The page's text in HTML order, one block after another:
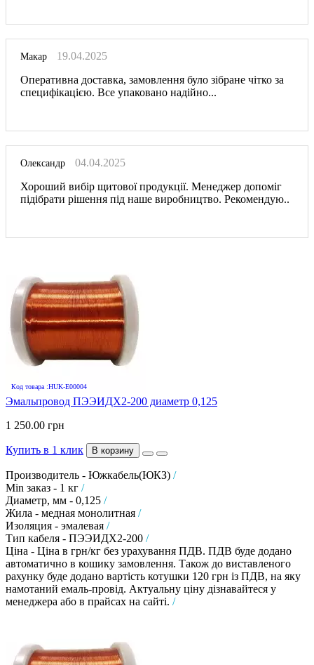
Макар
19.04.2025
Оперативна доставка, замовлення було зібране чітко за
специфікацією. Все упаковано надійно...
Олександр
04.04.2025
Хороший вибір щитової продукції. Менеджер допоміг
підібрати рішення під наше виробництво. Рекомендую..
Код товара :HUK-E00004
Эмальпровод ПЭЭИДХ2-200 диаметр 0,125
1 250.00 грн
Купить в 1 клик В корзину
Производитель - Южкабель(ЮКЗ) /
Min заказ - 1 кг /
Диаметр, мм - 0,125 /
Жила - медная монолитная /
Изоляция - эмалевая /
Тип кабеля - ПЭЭИДХ2-200 /
Ціна - Ціна в грн/кг без урахування ПДВ. ПДВ буде додано
автоматично в кошику замовлення. Також до виставленого
рахунку буде додано вартість котушки 120 грн із ПДВ, на яку
намотаний емаль-провід. Актуальну ціну дізнавайтеся у
менеджера або в прайсах на сайті. /